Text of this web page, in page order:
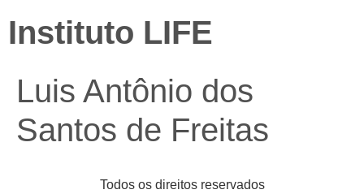
Instituto LIFE
Luis Antônio dos
Santos de Freitas
Todos os direitos reservados